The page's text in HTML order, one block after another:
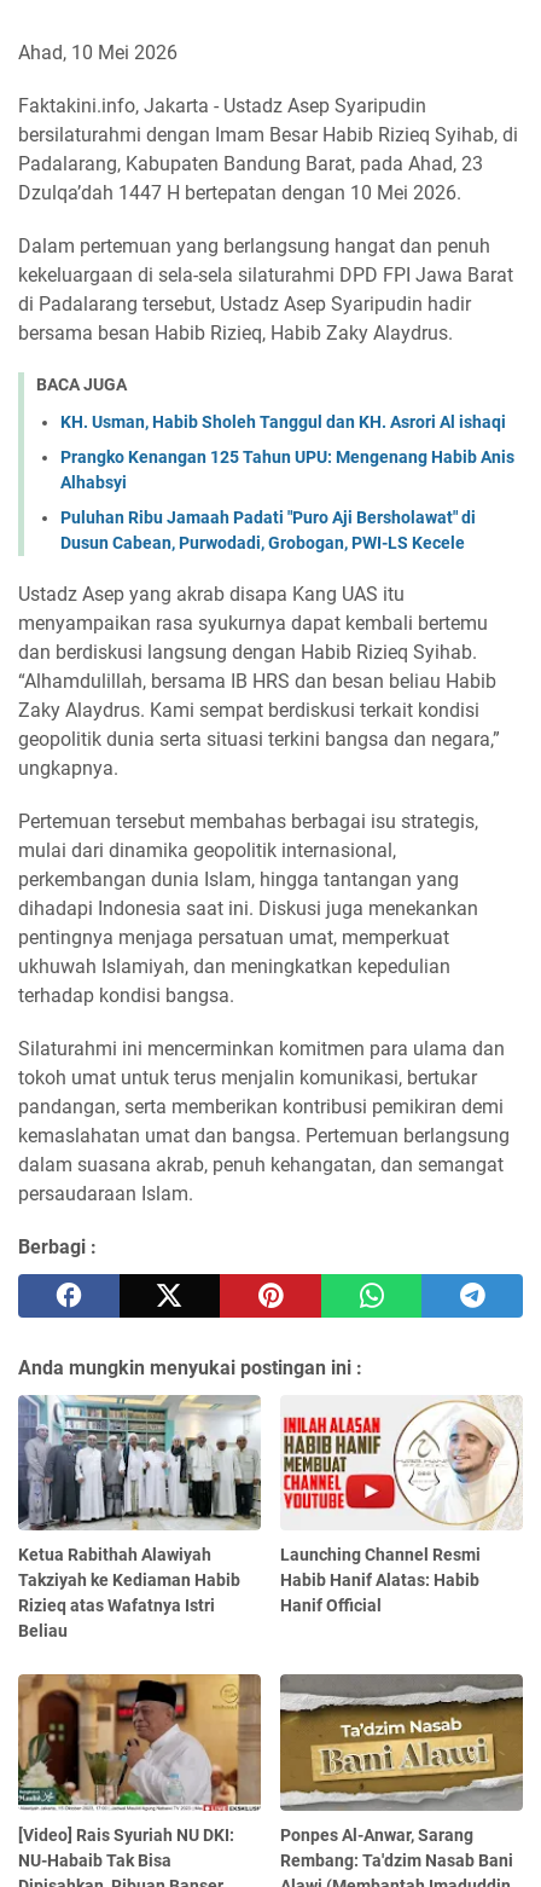
Ahad, 10 Mei 2026
Faktakini.info, Jakarta - Ustadz Asep Syaripudin
bersilaturahmi dengan Imam Besar Habib Rizieq Syihab, di
Padalarang, Kabupaten Bandung Barat, pada Ahad, 23
Dzulqa’dah 1447 H bertepatan dengan 10 Mei 2026.
Dalam pertemuan yang berlangsung hangat dan penuh
kekeluargaan di sela-sela silaturahmi DPD FPI Jawa Barat
di Padalarang tersebut, Ustadz Asep Syaripudin hadir
bersama besan Habib Rizieq, Habib Zaky Alaydrus.
BACA JUGA
KH. Usman, Habib Sholeh Tanggul dan KH. Asrori Al ishaqi
Prangko Kenangan 125 Tahun UPU: Mengenang Habib Anis
Alhabsyi
Puluhan Ribu Jamaah Padati "Puro Aji Bersholawat" di
Dusun Cabean, Purwodadi, Grobogan, PWI-LS Kecele
Ustadz Asep yang akrab disapa Kang UAS itu
menyampaikan rasa syukurnya dapat kembali bertemu
dan berdiskusi langsung dengan Habib Rizieq Syihab.
“Alhamdulillah, bersama IB HRS dan besan beliau Habib
Zaky Alaydrus. Kami sempat berdiskusi terkait kondisi
geopolitik dunia serta situasi terkini bangsa dan negara,”
ungkapnya.
Pertemuan tersebut membahas berbagai isu strategis,
mulai dari dinamika geopolitik internasional,
perkembangan dunia Islam, hingga tantangan yang
dihadapi Indonesia saat ini. Diskusi juga menekankan
pentingnya menjaga persatuan umat, memperkuat
ukhuwah Islamiyah, dan meningkatkan kepedulian
terhadap kondisi bangsa.
Silaturahmi ini mencerminkan komitmen para ulama dan
tokoh umat untuk terus menjalin komunikasi, bertukar
pandangan, serta memberikan kontribusi pemikiran demi
kemaslahatan umat dan bangsa. Pertemuan berlangsung
dalam suasana akrab, penuh kehangatan, dan semangat
persaudaraan Islam.
Berbagi :
Anda mungkin menyukai postingan ini :
Ketua Rabithah Alawiyah
Takziyah ke Kediaman Habib
Rizieq atas Wafatnya Istri
Beliau
Launching Channel Resmi
Habib Hanif Alatas: Habib
Hanif Official
[Video] Rais Syuriah NU DKI:
NU-Habaib Tak Bisa
Ponpes Al-Anwar, Sarang
Rembang: Ta'dzim Nasab Bani